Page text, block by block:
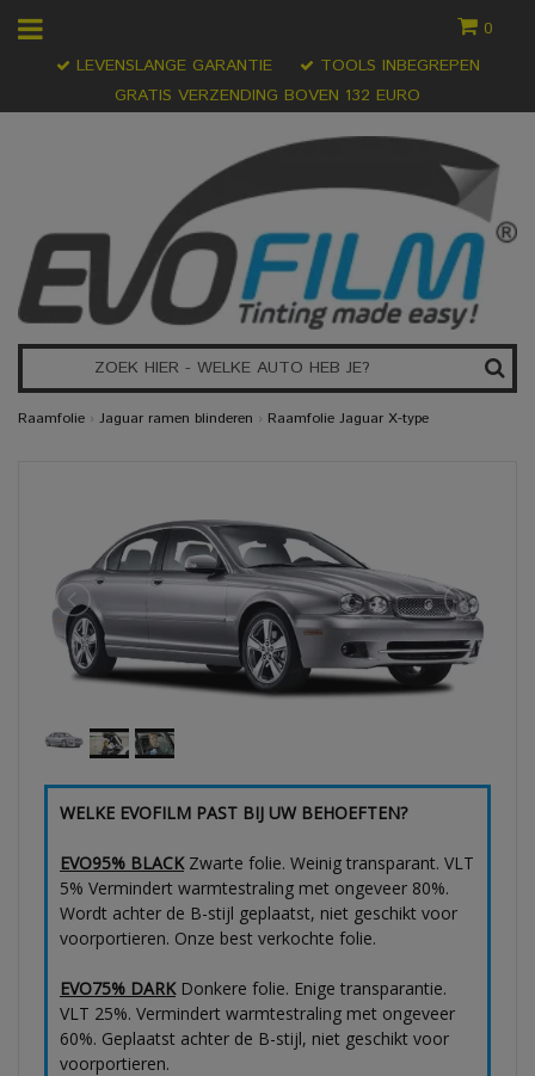
0
GRATIS VERZENDING BOVEN 132 EURO
LEVENSLANGE GARANTIE TOOLS INBEGREPEN
Raamfolie › Jaguar ramen blinderen › Raamfolie Jaguar X-type
WELKE EVOFILM PAST BIJ UW BEHOEFTEN?
EVO95% BLACKZwarte folie. Weinig transparant. VLT
5% Vermindert warmtestraling met ongeveer 80%.
Wordt achter de B-stijl geplaatst, niet geschikt voor
voorportieren. Onze best verkochte folie.
EVO75% DARKDonkere folie. Enige transparantie.
VLT 25%. Vermindert warmtestraling met ongeveer
60%. Geplaatst achter de B-stijl, niet geschikt voor
voorportieren.